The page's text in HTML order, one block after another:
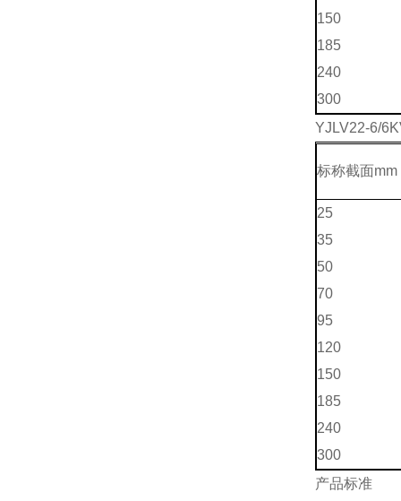
150
185
240
300
YJLV22-6/
标称截面mm
25
35
50
70
95
120
150
185
240
300
产品标准